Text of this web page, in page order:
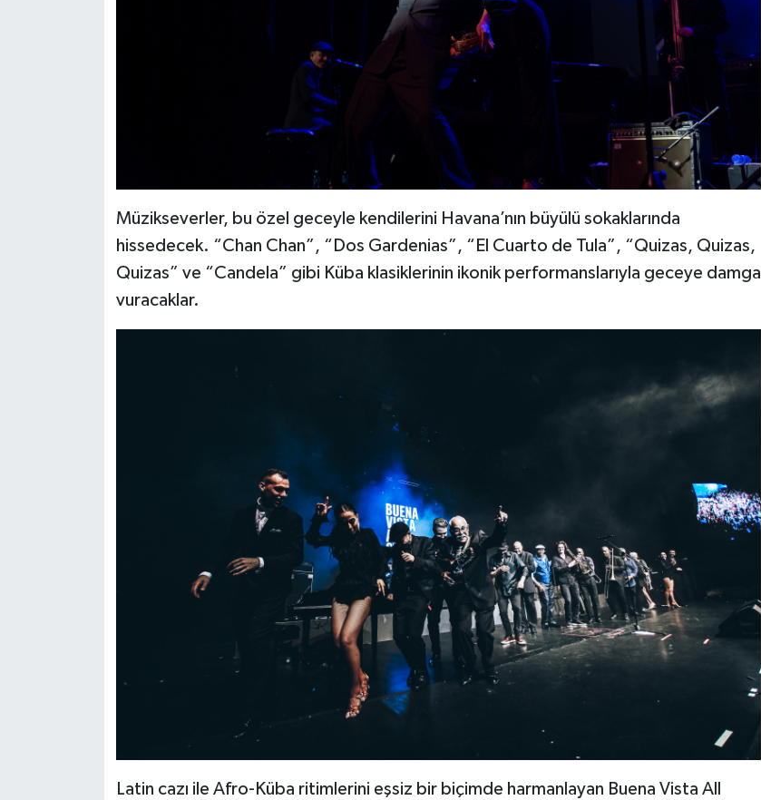
Müzikseverler, bu özel geceyle kendilerini Havana’nın büyülü sokaklarında
hissedecek. “Chan Chan”, “Dos Gardenias”, “El Cuarto de Tula”, “Quizas, Quizas,
Quizas” ve “Candela” gibi Küba klasiklerinin ikonik performanslarıyla geceye damga
vuracaklar.
Latin cazı ile Afro-Küba ritimlerini eşsiz bir biçimde harmanlayan Buena Vista All